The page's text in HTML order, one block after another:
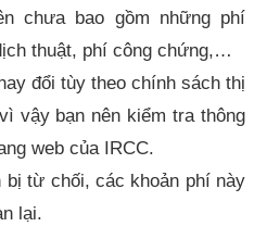
chưa bao gồm những phí
thuật, phí công chứng,…
đổi tùy theo chính sách thị
vậy bạn nên kiểm tra thông
web của IRCC.
bị từ chối, các khoản phí này
lại.